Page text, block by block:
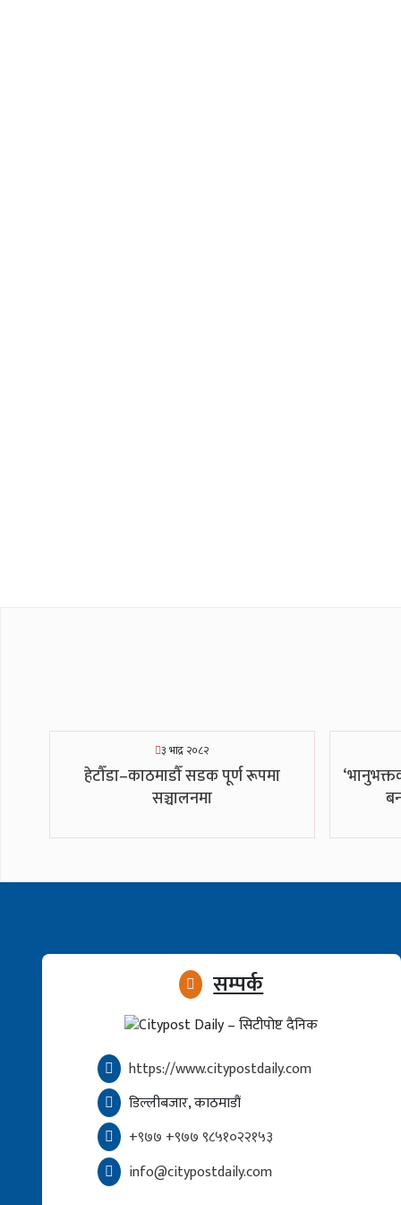
३ भाद्र २०८२
हेटौँडा–काठमाडौँ सडक पूर्ण रूपमा
सञ्चालनमा
सम्पर्क
https://www.citypostdaily.com
डिल्लीबजार, काठमाडौं
+९७७ +९७७ ९८५१०२२१५३
info@citypostdaily.com